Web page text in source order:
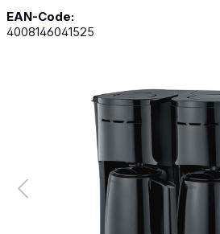
EAN-Code:
4008146041525
Bildergalerie überspringen